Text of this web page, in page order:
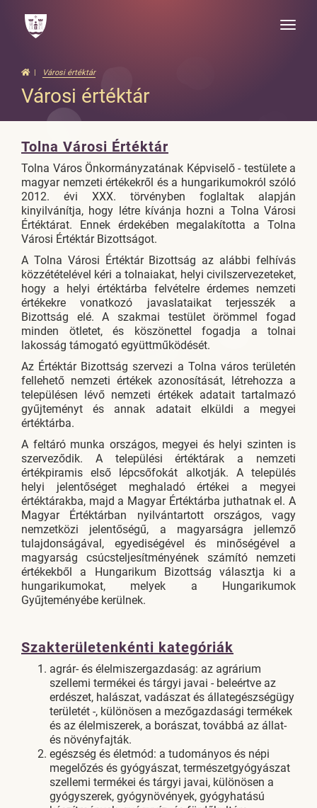
Toggle
Városi értéktár
Városi értéktár
Tolna Városi Értéktár
Tolna Város Önkormányzatának Képviselő - testülete a
magyar nemzeti értékekről és a hungarikumokról szóló
2012. évi XXX. törvényben foglaltak alapján
kinyilvánítja, hogy létre kívánja hozni a Tolna Városi
Értéktárat. Ennek érdekében megalakította a Tolna
Városi Értéktár Bizottságot.
A Tolna Városi Értéktár Bizottság az alábbi felhívás
közzétételével kéri a tolnaiakat, helyi civilszervezeteket,
hogy a helyi értéktárba felvételre érdemes nemzeti
értékekre vonatkozó javaslataikat terjesszék a
Bizottság elé. A szakmai testület örömmel fogad
minden ötletet, és köszönettel fogadja a tolnai
lakosság támogató együttműködését.
Az Értéktár Bizottság szervezi a Tolna város területén
fellehető nemzeti értékek azonosítását, létrehozza a
településen lévő nemzeti értékek adatait tartalmazó
gyűjteményt és annak adatait elküldi a megyei
értéktárba.
A feltáró munka országos, megyei és helyi szinten is
szerveződik. A települési értéktárak a nemzeti
értékpiramis első lépcsőfokát alkotják. A település
helyi jelentőséget meghaladó értékei a megyei
értéktárakba, majd a Magyar Értéktárba juthatnak el. A
Magyar Értéktárban nyilvántartott országos, vagy
nemzetközi jelentőségű, a magyarságra jellemző
tulajdonságával, egyediségével és minőségével a
magyarság csúcsteljesítményének számító nemzeti
értékekből a Hungarikum Bizottság választja ki a
hungarikumokat, melyek a Hungarikumok
Gyűjteményébe kerülnek.
Szakterületenkénti kategóriák
agrár- és élelmiszergazdaság: az agrárium
szellemi termékei és tárgyi javai - beleértve az
erdészet, halászat, vadászat és állategészségügy
területét -, különösen a mezőgazdasági termékek
és az élelmiszerek, a borászat, továbbá az állat-
és növényfajták.
egészség és életmód: a tudományos és népi
megelőzés és gyógyászat, természetgyógyászat
szellemi termékei és tárgyi javai, különösen a
gyógyszerek, gyógynövények, gyógyhatású